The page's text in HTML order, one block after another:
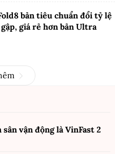
bản tiêu chuẩn đổi tỷ lệ
giá rẻ hơn bản Ultra
vận động là VinFast2